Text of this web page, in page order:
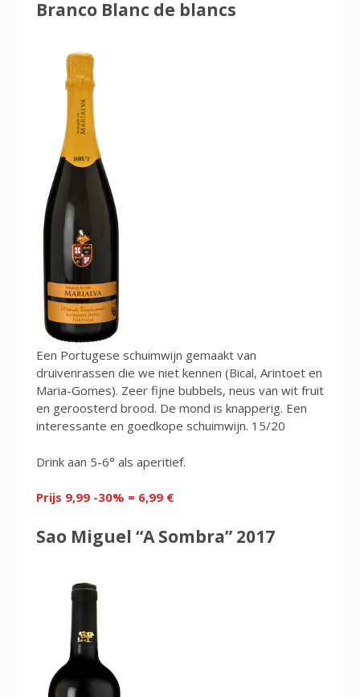
Branco Blanc de blancs
Een Portugese schuimwijn gemaakt van
druivenrassen die we niet kennen (Bical, Arintoet en
Maria-Gomes). Zeer fijne bubbels, neus van wit fruit
en geroosterd brood. De mond is knapperig. Een
interessante en goedkope schuimwijn. 15/20
Drink aan 5-6° als aperitief.
Prijs 9,99 -30% = 6,99 €
Sao Miguel “A Sombra” 2017